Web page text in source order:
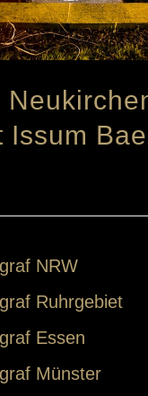
Issum
NRW
Ruhrgebiet
Essen
Münster